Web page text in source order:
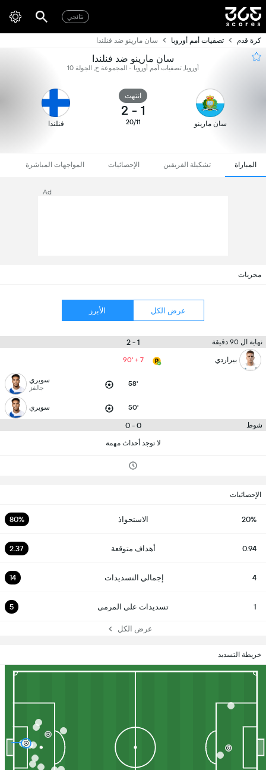
نتائجي
كرة قدم تصفيات أمم أوروبا سان مارينو ضد فنلندا
سان مارينو ضد فنلندا
أوروبا, تصفيات أمم أوروبا - المجموعة ح, الجولة 10
سان مارينو
انتهت
1
-
2
20/11 فنلندا
المباراة تشكيلة الفريقين الإحصائيات المواجهات المباشرة
Ad
مجريات
عرض الكل الأبرز
نهاية ال 90 دقيقة 1 - 2
بيراردي 90' + 7
58' سويري
جالفز
50' سويري
شوط 0 - 0
لا توجد أحداث مهمة
الإحصائيات
20% الاستحواذ 80%
0.94 أهداف متوقعة 2.37
4 إجمالي التسديدات 14
1 تسديدات على المرمى 5
عرض الكل
خريطة التسديد